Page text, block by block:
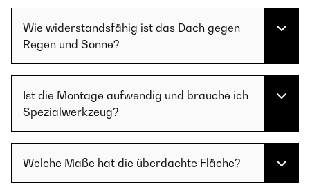
Wie widerstandsfähig ist das Dach gegen
Regen und Sonne?
Ist die Montage aufwendig und brauche ich
Spezialwerkzeug?
Welche Maße hat die überdachte Fläche?